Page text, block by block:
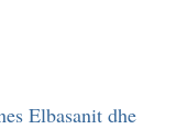
Elbasanit dhe